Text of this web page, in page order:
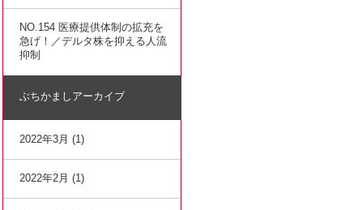
NO.154 医療提供体制の拡充を
急げ！／デルタ株を抑える人流
抑制
ぶちかましアーカイブ
2022年3月 (1)
2022年2月 (1)